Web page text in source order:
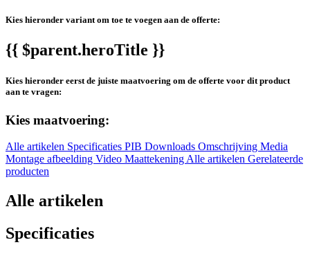
Kies hieronder variant om toe te voegen aan de offerte:
{{ $parent.heroTitle }}
Kies hieronder eerst de juiste maatvoering om de offerte voor dit product
aan te vragen:
Kies maatvoering:
Alle artikelen Specificaties PIB Downloads Omschrijving Media
Montage afbeelding Video MaattekeningAlle artikelen Gerelateerde
producten
Alle artikelen
Specificaties